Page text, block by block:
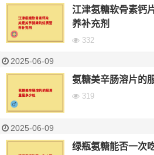
江津氨糖软骨素钙
养补充剂
332
2025-06-09
氨糖美辛肠溶片的
319
2025-06-09
绿瓶氨糖能否一次